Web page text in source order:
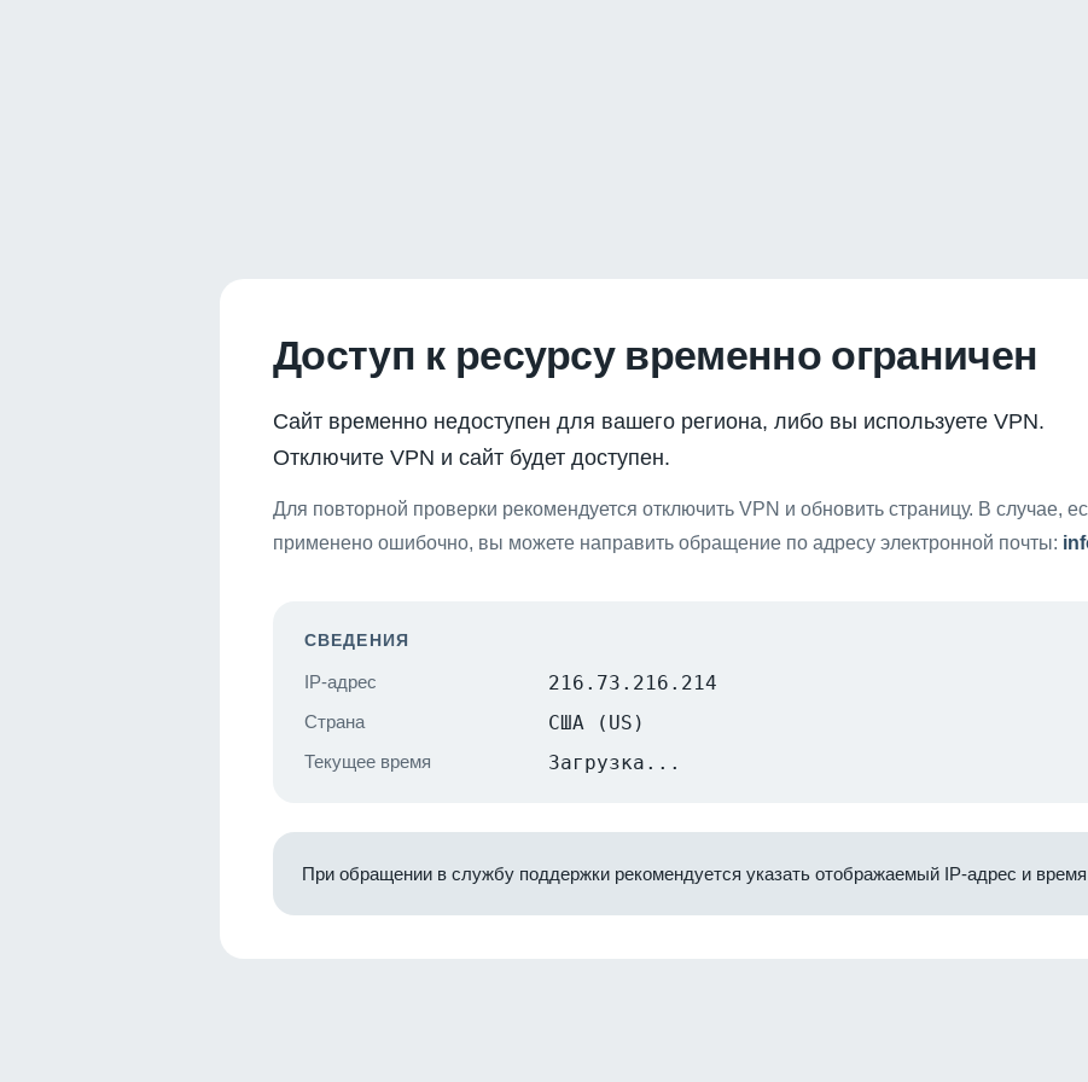
Доступ к ресурсу временно ограничен
Сайт временно недоступен для вашего региона, либо вы используете VPN.
Отключите VPN и сайт будет доступен.
Для повторной проверки рекомендуется отключить VPN и обновить страницу. В случае,
применено ошибочно, вы можете направить обращение по адресу электронной почты:
СВЕДЕНИЯ
IP-адрес 216.73.216.214
Страна США (US)
Текущее время Загрузка...
При обращении в службу поддержки рекомендуется указать отображаемый IP-адрес и